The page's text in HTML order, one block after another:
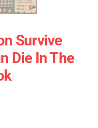
Survive
Die In The